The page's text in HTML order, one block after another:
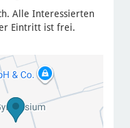
Alle Interessierten
Eintritt ist frei.